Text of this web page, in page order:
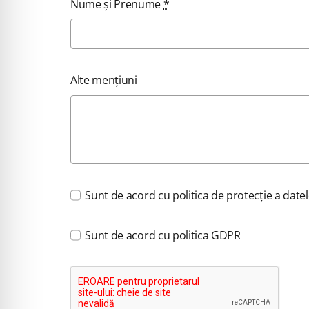
Nume și Prenume*
Alte mențiuni
Sunt de acord cu politica de protecție a
Sunt de acord cu politica GDPR